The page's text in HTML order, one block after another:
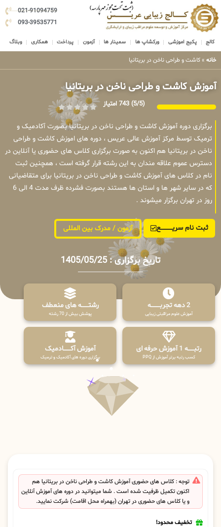
021-91094759
093-39535771
کالج پکیج اموزشی ورکشاپ ها سمینار ها آزمون پرداخت همکاری وبلاگ
خانه » کاشت و طراحی ناخن در بریتانیا
آموزش کاشت و طراحی ناخن در بریتانیا
(5/5) 743 امتیاز
برگزاری دوره آموزش کاشت و طراحی ناخن در بریتانیا بصورت آکادمیک و
ترمیک توسط مرکز آموزش عالی عریس ، دوره های اموزش کاشت و طراحی
ناخن در بریتانیا هم اکنون به صورت برگزاری کلاس های حضوری یا آنلاین در
دسترس عموم علاقه مندان به این رشته قرار گرفته است ، همچنین ثبت
نام در کلاس های آموزش کاشت و طراحی ناخن در بریتانیا برای متقاضیانی
که در سایر شهر ها و استان ها هستند بصورت فشرده ظرف مدت 4 الی 6
روز در تهران برگزار میشوند .
ثبت نام سریــــــــــــع آزمون / مدرک بین المللی
تاریخ برگزاری : 1405/05/25
2 دهه تجربـــــــــه
آموزش علوم مراقبتی زیبایی
رشتـــــــه های منعطف
پوشش بیش از 70 رشته
رتبــــــه 1 آموزش حرفه ای
کسب رتبه برتر آموزش از PPQ
آموزش آکـــــــادمیک
برگزاری دوره های آکادمیک و ترمیک
توجه : کلاس های حضوری آموزش کاشت و طراحی ناخن در بریتانیا هم
اکنون تکمیل ظرفیت شده است . شما میتوانید در دوره های آموزش آنلاین
و یا کلاس های حضوری در تهران (بهمراه محل اقامت) شرکت نمایید.
تخفیف محدود!